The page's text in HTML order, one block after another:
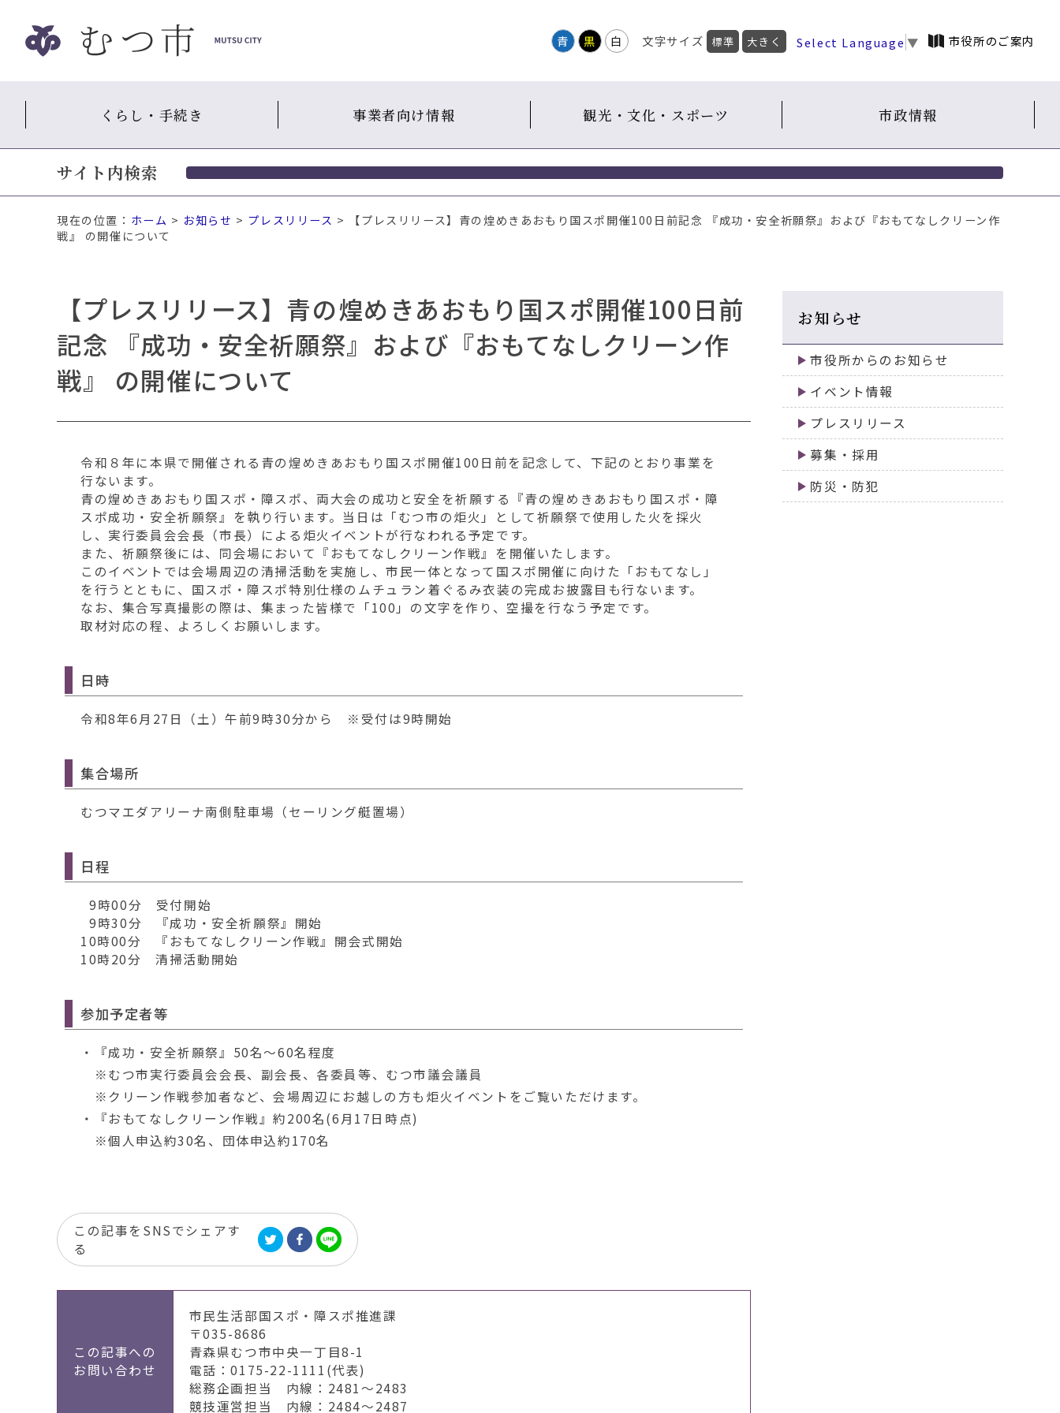
ッ
青 黒 白 文字サイズ 標準 大きく Select Language ▼ 市役所のご案内
くらし・手続き 事業者向け情報 観光・文化・スポーツ 市政情報
サイト内検索
現在の位置： ホーム > お知らせ > プレスリリース > 【プレスリリース】青の煌めきあおもり国スポ開催100日前記念 『成功・安全祈願祭』および『おもてなしクリーン作
戦』 の開催について
【プレスリリース】青の煌めきあおもり国スポ開催100日前
記念 『成功・安全祈願祭』および『おもてなしクリーン作
戦』 の開催について
令和８年に本県で開催される青の煌めきあおもり国スポ開催100日前を記念して、下記のとおり事業を
行ないます。
青の煌めきあおもり国スポ・障スポ、両大会の成功と安全を祈願する『青の煌めきあおもり国スポ・障
スポ成功・安全祈願祭』を執り行います。当日は「むつ市の炬火」として祈願祭で使用した火を採火
し、実行委員会会長（市長）による炬火イベントが行なわれる予定です。
また、祈願祭後には、同会場において『おもてなしクリーン作戦』を開催いたします。
このイベントでは会場周辺の清掃活動を実施し、市民一体となって国スポ開催に向けた「おもてなし」
を行うとともに、国スポ・障スポ特別仕様のムチュラン着ぐるみ衣装の完成お披露目も行ないます。
なお、集合写真撮影の際は、集まった皆様で「100」の文字を作り、空撮を行なう予定です。
取材対応の程、よろしくお願いします。
日時
令和8年6月27日（土）午前9時30分から ※受付は9時開始
集合場所
むつマエダアリーナ南側駐車場（セーリング艇置場）
日程
9時00分 受付開始
9時30分 『成功・安全祈願祭』開始
10時00分 『おもてなしクリーン作戦』開会式開始
10時20分 清掃活動開始
参加予定者等
・『成功・安全祈願祭』50名～60名程度
※むつ市実行委員会会長、副会長、各委員等、むつ市議会議員
※クリーン作戦参加者など、会場周辺にお越しの方も炬火イベントをご覧いただけます。
・『おもてなしクリーン作戦』約200名(6月17日時点)
※個人申込約30名、団体申込約170名
この記事をSNSでシェアす
る
この記事への
お問い合わせ
市民生活部国スポ・障スポ推進課
〒035-8686
青森県むつ市中央一丁目8-1
電話：0175-22-1111(代表)
総務企画担当 内線：2481～2483
競技運営担当 内線：2484～2487
お知らせ
市役所からのお知らせ
イベント情報
プレスリリース
募集・採用
防災・防犯